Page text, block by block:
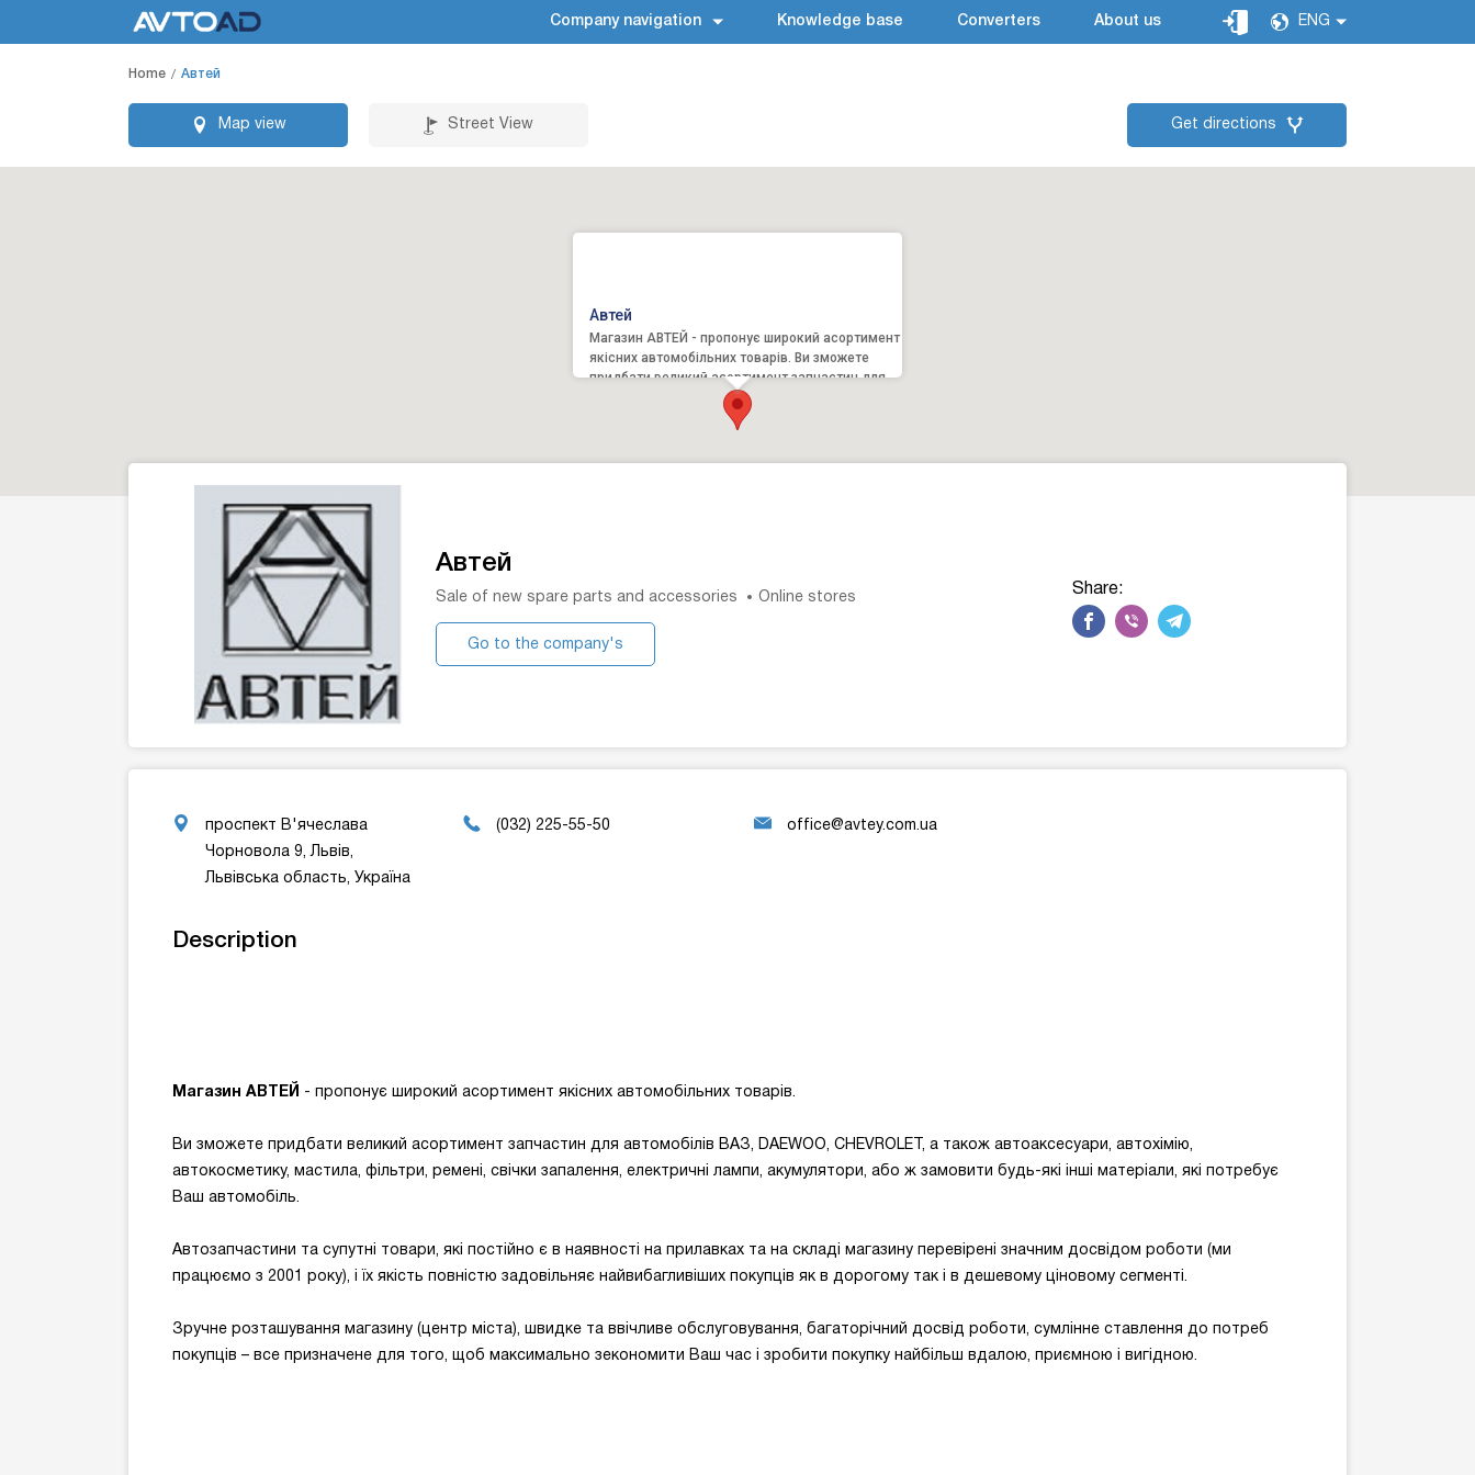
Company navigation Knowledge base Converters About us ENG
Home Автей
Map view Street View Get directions
Автей
Магазин АВТЕЙ - пропонує широкий асортимент
якісних автомобільних товарів. Ви зможете
придбати великий асортимент запчастин для
Автей
Sale of new spare parts and accessories Online stores
Go to the company's
Share:
проспект В'ячеслава
Чорновола 9, Львів,
Львівська область, Україна
(032) 225-55-50 office@avtey.com.ua
Description
Магазин АВТЕЙ - пропонує широкий асортимент якісних автомобільних товарів.
Ви зможете придбати великий асортимент запчастин для автомобілів ВАЗ, DAEWOO, CHEVROLET, а також автоаксесуари, автохімію,
автокосметику, мастила, фільтри, ремені, свічки запалення, електричні лампи, акумулятори, або ж замовити будь-які інші матеріали, які потребує
Ваш автомобіль.
Автозапчастини та супутні товари, які постійно є в наявності на прилавках та на складі магазину перевірені значним досвідом роботи (ми
працюємо з 2001 року), і їх якість повністю задовільняє найвибагливіших покупців як в дорогому так і в дешевому ціновому сегменті.
Зручне розташування магазину (центр міста), швидке та ввічливе обслуговування, багаторічний досвід роботи, сумлінне ставлення до потреб
покупців – все призначене для того, щоб максимально зекономити Ваш час і зробити покупку найбільш вдалою, приємною і вигідною.